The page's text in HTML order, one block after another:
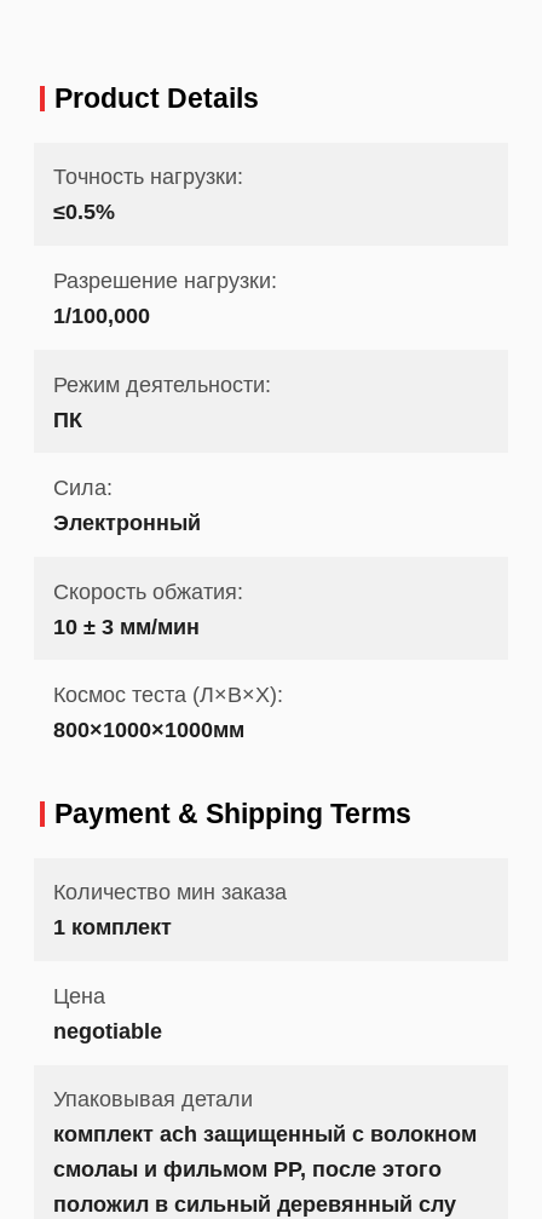
Product Details
Точность нагрузки:
≤0.5%
Разрешение нагрузки:
1/100,000
Режим деятельности:
ПК
Сила:
Электронный
Скорость обжатия:
10 ± 3 мм/мин
Космос теста (Л×В×Х):
800×1000×1000мм
Payment & Shipping Terms
Количество мин заказа
1 комплект
Цена
negotiable
Упаковывая детали
комплект ach защищенный с волокном
смолаы и фильмом PP, после этого
положил в сильный деревянный слу